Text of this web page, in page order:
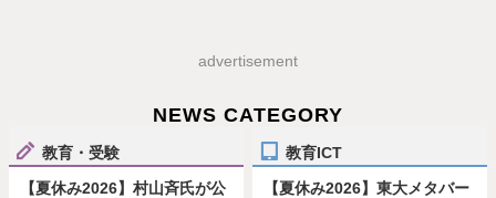
advertisement
NEWS CATEGORY
教育・受験
【夏休み2026】村山斉氏が公
教育ICT
【夏休み2026】東大メタバー